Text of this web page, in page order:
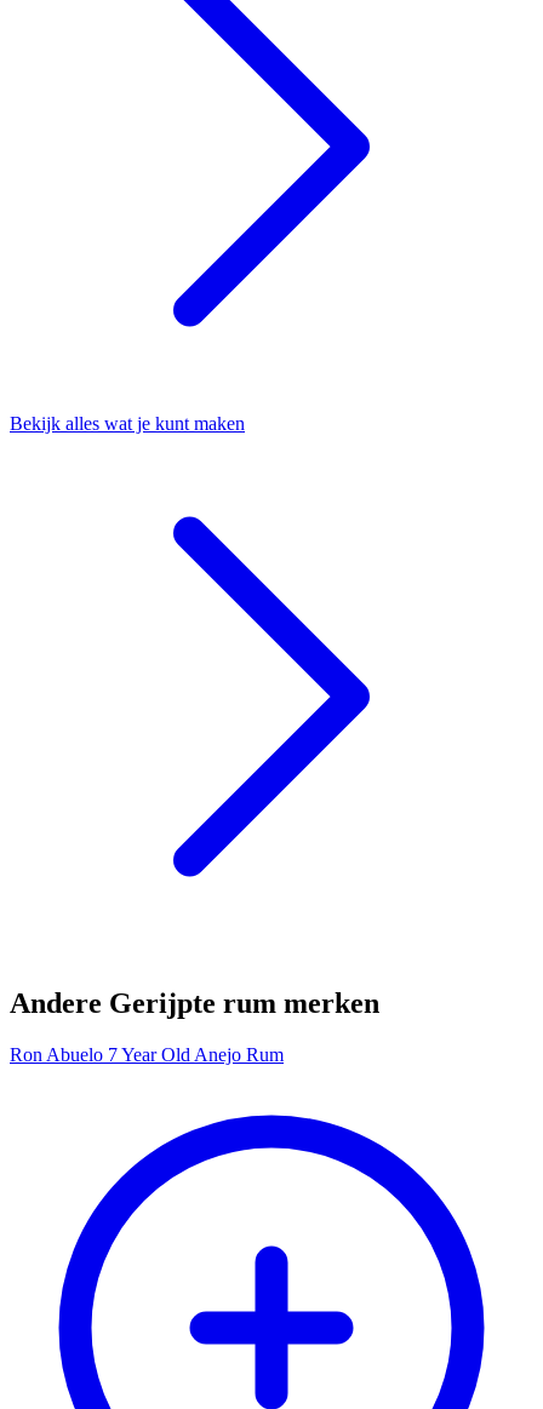
Bekijk alles wat je kunt maken
Andere Gerijpte rum merken
Ron Abuelo 7 Year Old Anejo Rum